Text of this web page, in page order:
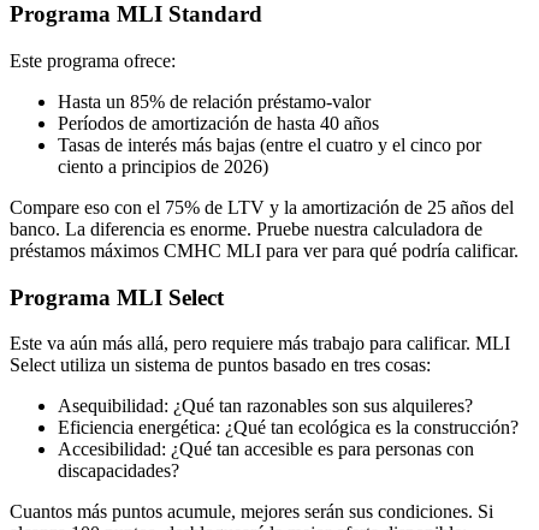
Programa MLI Standard
Este programa ofrece:
Hasta un 85% de relación préstamo-valor
Períodos de amortización de hasta 40 años
Tasas de interés más bajas (entre el cuatro y el cinco por
ciento a principios de 2026)
Compare eso con el 75% de LTV y la amortización de 25 años del
banco. La diferencia es enorme. Pruebe nuestra calculadora de
préstamos máximos CMHC MLI para ver para qué podría calificar.
Programa MLI Select
Este va aún más allá, pero requiere más trabajo para calificar. MLI
Select utiliza un sistema de puntos basado en tres cosas:
Asequibilidad: ¿Qué tan razonables son sus alquileres?
Eficiencia energética: ¿Qué tan ecológica es la construcción?
Accesibilidad: ¿Qué tan accesible es para personas con
discapacidades?
Cuantos más puntos acumule, mejores serán sus condiciones. Si